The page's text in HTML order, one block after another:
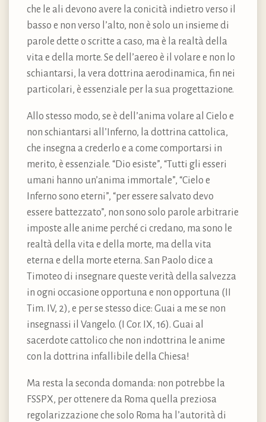
che le ali devono avere la conicità indietro verso il
basso e non verso l’alto, non è solo un insieme di
parole dette o scritte a caso, ma è la realtà della
vita e della morte. Se dell’aereo è il volare e non lo
schiantarsi, la vera dottrina aerodinamica, fin nei
particolari, è essenziale per la sua progettazione.
Allo stesso modo, se è dell’anima volare al Cielo e
non schiantarsi all’Inferno, la dottrina cattolica,
che insegna a crederlo e a come comportarsi in
merito, è essenziale. “Dio esiste”, “Tutti gli esseri
umani hanno un’anima immortale”, “Cielo e
Inferno sono eterni”, “per essere salvato devo
essere battezzato”, non sono solo parole arbitrarie
imposte alle anime perché ci credano, ma sono le
realtà della vita e della morte, ma della vita
eterna e della morte eterna. San Paolo dice a
Timoteo di insegnare queste verità della salvezza
in ogni occasione opportuna e non opportuna (II
Tim. IV, 2), e per se stesso dice: Guai a me se non
insegnassi il Vangelo. (I Cor. IX, 16). Guai al
sacerdote cattolico che non indottrina le anime
con la dottrina infallibile della Chiesa!
Ma resta la seconda domanda: non potrebbe la
FSSPX, per ottenere da Roma quella preziosa
regolarizzazione che solo Roma ha l’autorità di